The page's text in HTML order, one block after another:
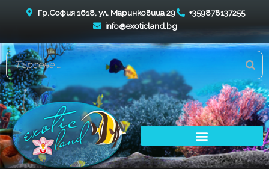
Гр.София 1618, ул. Маринковица 29
+359878137255
info@exoticland.bg